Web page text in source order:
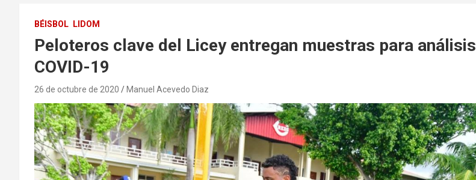
BÉISBOL LIDOM
Peloteros clave del Licey entregan muestras para análisis
COVID-19
26 de octubre de 2020 Manuel Acevedo Diaz